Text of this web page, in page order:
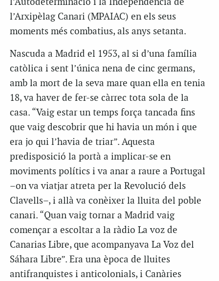
l’Autodeterminació i la Independència de
l’Arxipèlag Canari (MPAIAC) en els seus
moments més combatius, als anys setanta.
Nascuda a Madrid el 1953, al si d’una família
catòlica i sent l’única nena de cinc germans,
amb la mort de la seva mare quan ella en tenia
18, va haver de fer-se càrrec tota sola de la
casa. “Vaig estar un temps força tancada fins
que vaig descobrir que hi havia un món i que
era jo qui l’havia de triar”. Aquesta
predisposició la portà a implicar-se en
moviments polítics i va anar a raure a Portugal
–on va viatjar atreta per la Revolució dels
Clavells–, i allà va conèixer la lluita del poble
canari. “Quan vaig tornar a Madrid vaig
començar a escoltar a la ràdio La voz de
Canarias Libre, que acompanyava La Voz del
Sáhara Libre”. Era una època de lluites
antifranquistes i anticolonials, i Canàries